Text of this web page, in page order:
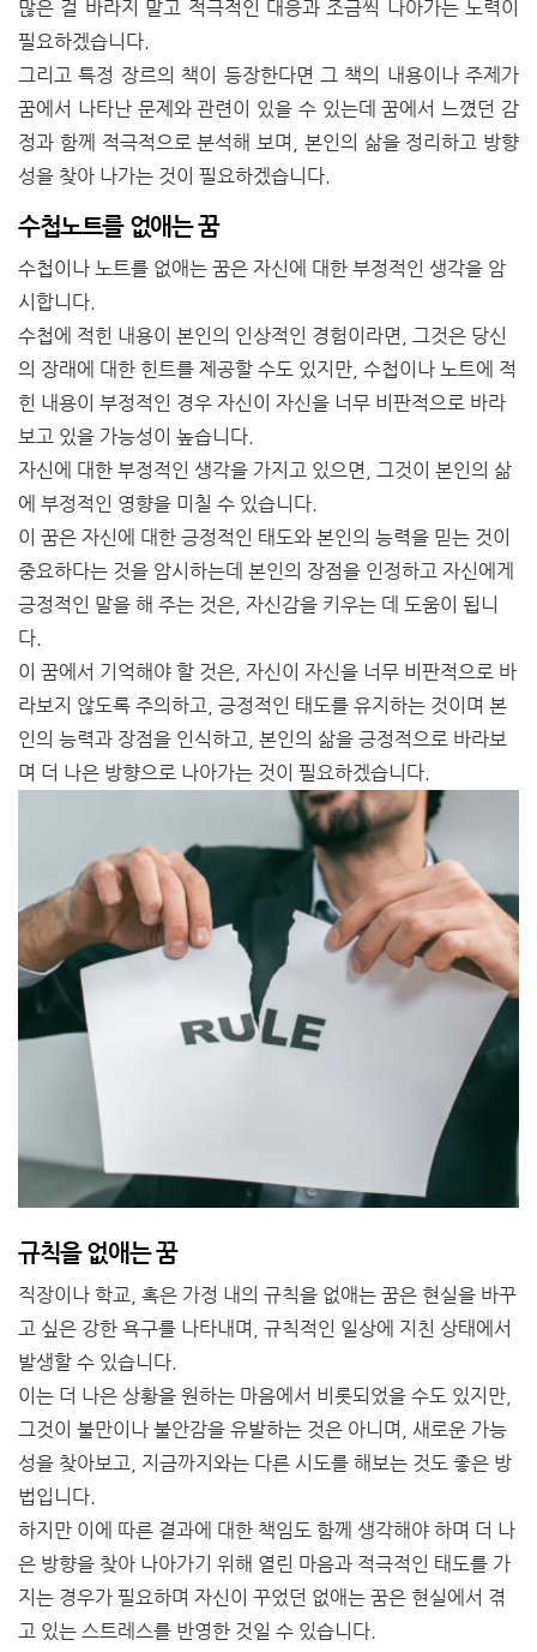
많은 걸 바라지 말고 적극적인 대응과 조금씩 나아가는 노력이
필요하겠습니다.
그리고 특정 장르의 책이 등장한다면 그 책의 내용이나 주제가
꿈에서 나타난 문제와 관련이 있을 수 있는데 꿈에서 느꼈던 감
정과 함께 적극적으로 분석해 보며, 본인의 삶을 정리하고 방향
성을 찾아 나가는 것이 필요하겠습니다.
수첩노트를 없애는 꿈
수첩이나 노트를 없애는 꿈은 자신에 대한 부정적인 생각을 암
시합니다.
수첩에 적힌 내용이 본인의 인상적인 경험이라면, 그것은 당신
의 장래에 대한 힌트를 제공할 수도 있지만, 수첩이나 노트에 적
힌 내용이 부정적인 경우 자신이 자신을 너무 비판적으로 바라
보고 있을 가능성이 높습니다.
자신에 대한 부정적인 생각을 가지고 있으면, 그것이 본인의 삶
에 부정적인 영향을 미칠 수 있습니다.
이 꿈은 자신에 대한 긍정적인 태도와 본인의 능력을 믿는 것이
중요하다는 것을 암시하는데 본인의 장점을 인정하고 자신에게
긍정적인 말을 해 주는 것은, 자신감을 키우는 데 도움이 됩니
다.
이 꿈에서 기억해야 할 것은, 자신이 자신을 너무 비판적으로 바
라보지 않도록 주의하고, 긍정적인 태도를 유지하는 것이며 본
인의 능력과 장점을 인식하고, 본인의 삶을 긍정적으로 바라보
며 더 나은 방향으로 나아가는 것이 필요하겠습니다.
규칙을 없애는 꿈
직장이나 학교, 혹은 가정 내의 규칙을 없애는 꿈은 현실을 바꾸
고 싶은 강한 욕구를 나타내며, 규칙적인 일상에 지친 상태에서
발생할 수 있습니다.
이는 더 나은 상황을 원하는 마음에서 비롯되었을 수도 있지만,
그것이 불만이나 불안감을 유발하는 것은 아니며, 새로운 가능
성을 찾아보고, 지금까지와는 다른 시도를 해보는 것도 좋은 방
법입니다.
하지만 이에 따른 결과에 대한 책임도 함께 생각해야 하며 더 나
은 방향을 찾아 나아가기 위해 열린 마음과 적극적인 태도를 가
지는 경우가 필요하며 자신이 꾸었던 없애는 꿈은 현실에서 겪
고 있는 스트레스를 반영한 것일 수 있습니다.